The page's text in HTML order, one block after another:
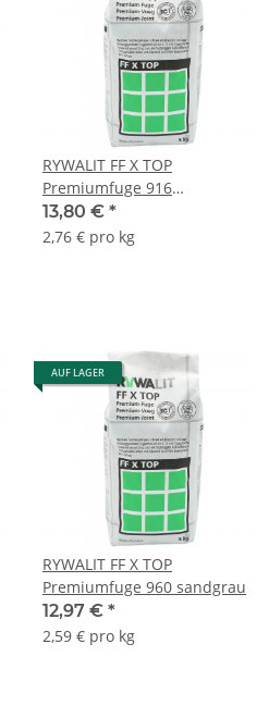
RYWALIT FF X TOP
Premiumfuge 916
zementgrau
13,80 € *
2,76 € pro kg
AUF LAGER
RYWALIT FF X TOP
Premiumfuge 960 sandgrau
12,97 € *
2,59 € pro kg